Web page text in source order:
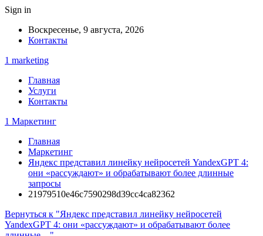
Sign in
Воскресенье, 9 августа, 2026
Контакты
1 marketing
Главная
Услуги
Контакты
1 Маркетинг
Главная
Маркетинг
Яндекс представил линейку нейросетей YandexGPT 4:
они «рассуждают» и обрабатывают более длинные
запросы
21979510e46c7590298d39cc4ca82362
Вернуться к "Яндекс представил линейку нейросетей
YandexGPT 4: они «рассуждают» и обрабатывают более